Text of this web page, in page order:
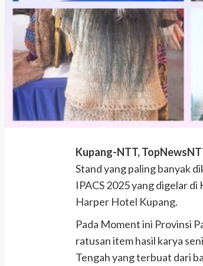
Kupang-NTT,
Stand yang paling banyak
IPACS 2025 yang digelar
Harper Hotel Kupang.
Pada Moment ini Provinsi
ratusan item hasil karya
Tengah yang terbuat dari